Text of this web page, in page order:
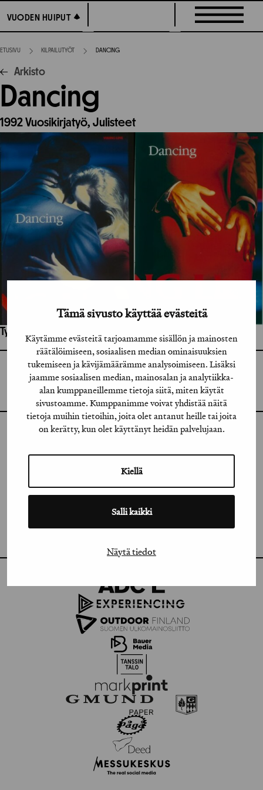
Tämä sivusto käyttää evästeitä
Käytämme evästeitä tarjoamamme sisällön ja mainosten
räätälöimiseen, sosiaalisen median ominaisuuksien
tukemiseen ja kävijämäärämme analysoimiseen. Lisäksi
jaamme sosiaalisen median, mainosalan ja analytiikka-
alan kumppaneillemme tietoja siitä, miten käytät
sivustoamme. Kumppanimme voivat yhdistää näitä
tietoja muihin tietoihin, joita olet antanut heille tai joita
on kerätty, kun olet käyttänyt heidän palvelujaan.
Kiellä
Salli kaikki
Näytä tiedot
suoraan
sisältöön
VUODEN HUIPUT
VUODEN HUIPUT
ETUSIVU KILPAILUTYÖT DANCING
Arkisto
Dancing
1992Vuosikirjatyö, Julisteet
Työhön osallistuneet henkilöt / tahot:
GRAFIA RY
GRAFIA(AT)GRAFIA.FI
UUDENMAANKATU 11 B 9,
00120 HELSINKI
INSTAGRAM
FACEBOOK
VIMEO